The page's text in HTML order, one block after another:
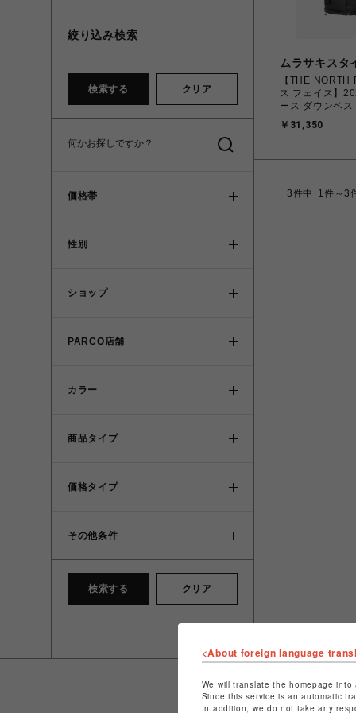
絞り込み検索
検索する クリア
価格帯
性別
ショップ
PARCO店舗
カラー
商品タイプ
価格タイプ
その他条件
検索する クリア
ムラサキスタ
【THE NORTH
ス フェイス】
ース ダウンベ
NDW92557 K ブラック (M.L)
￥31,350
3件中 1件～3
<About foreign language
We will translate the homepage
Since this service is an automatic
In addition, we do not take any